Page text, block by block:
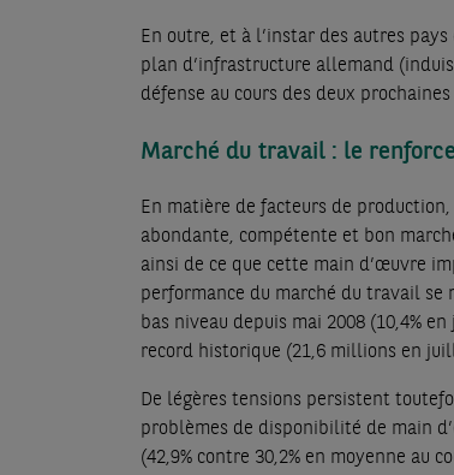
En outre, et à l’instar des autres
plan d’infrastructure allemand
défense au cours des deux
Marché du travail : le
En matière de facteurs de
abondante, compétente et bon
ainsi de ce que cette main d’œuvre
performance du marché du travail se
bas niveau depuis mai 2008 (10,4%
record historique (21,6 millions en
De légères tensions persistent
problèmes de disponibilité de main
(42,9% contre 30,2% en moyenne au